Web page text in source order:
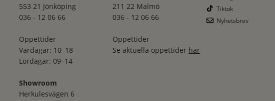
553 21 Jönköping
036 - 12 06 66
Öppettider
Vardagar: 10–18
Lördagar: 09–14
Showroom
Herkulesvägen 6
211 22 Malmö
036 - 12 06 66
Öppettider
Se aktuella öppettider här
Tiktok
Nyhetsbrev